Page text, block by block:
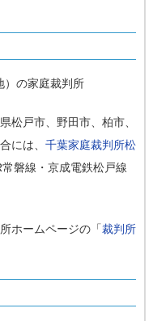
）の家庭裁判所
松戸市、野田市、柏市、
には、 千葉家庭裁判所松
常磐線・京成電鉄松戸線
ホームページの「裁判所